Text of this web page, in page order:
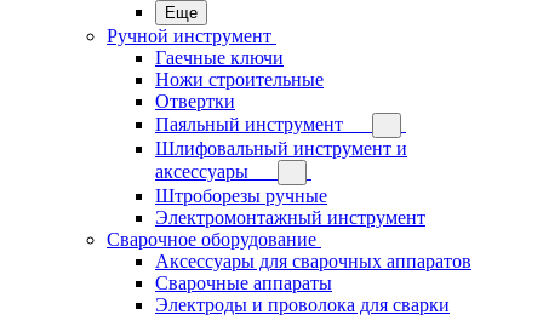
Еще
Ручной инструмент
Гаечные ключи
Ножи строительные
Отвертки
Паяльный инструмент
Шлифовальный инструмент и
аксессуары
Штроборезы ручные
Электромонтажный инструмент
Сварочное оборудование
Аксессуары для сварочных аппаратов
Сварочные аппараты
Электроды и проволока для сварки